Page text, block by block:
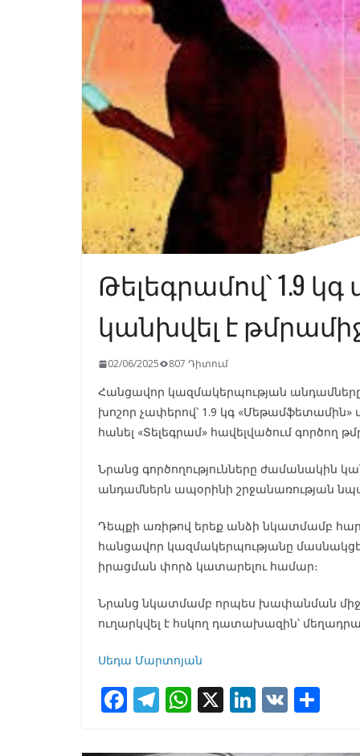
Թելեգրամով՝ 1.9
կանխվել է
02/06/2025 807 Դիտում
Հանցավոր կազմակերպության
խոշոր չափերով՝ 1.9 կգ
հանել «Տելեգրամ» հավելվածում գործող
Նրանց գործողությունները ժամանակին
անդամներն ապօրինի շրջանառության
Դեպքի առիթով երեք անձի նկատմամբ
հանցավոր կազմակերպությանը
իրացման փորձ կատարելու համար։
Նրանց նկատմամբ որպես խափանման
ուղարկվել է հսկող դատախազին՝
Սեդա Մարտոյան
F T W X Li V